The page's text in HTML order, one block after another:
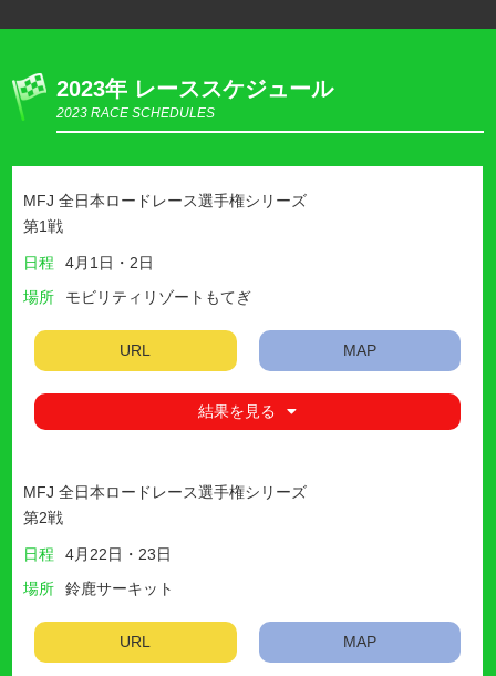
2023年 レーススケジュール
2023 RACE SCHEDULES
MFJ 全日本ロードレース選手権シリーズ
第1戦
日程
4月1日・2日
場所
モビリティリゾートもてぎ
URL MAP
結果を見る
MFJ 全日本ロードレース選手権シリーズ
第2戦
日程
4月22日・23日
場所
鈴鹿サーキット
URL MAP